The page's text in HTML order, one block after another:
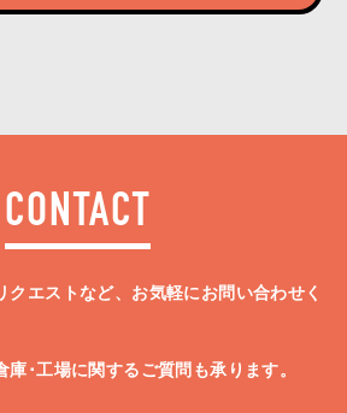
CONTACT
クエストなど、お気軽にお問い合わせく
･工場に関するご質問も承ります。